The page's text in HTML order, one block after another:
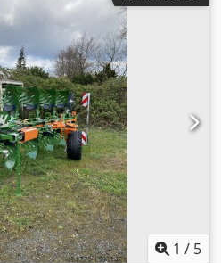
1 / 5